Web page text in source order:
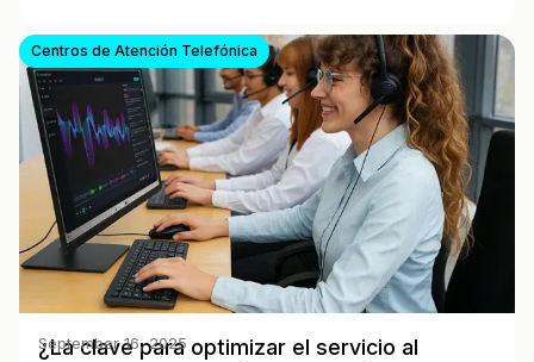
Centros de Atención Telefónica
¿La clave para optimizar el servicio al
September 16, 2025